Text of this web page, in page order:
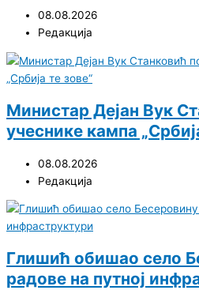
08.08.2026
Редакција
Министар Дејан Вук
учеснике кампа
08.08.2026
Редакција
Глишић обишао село
радове на путној